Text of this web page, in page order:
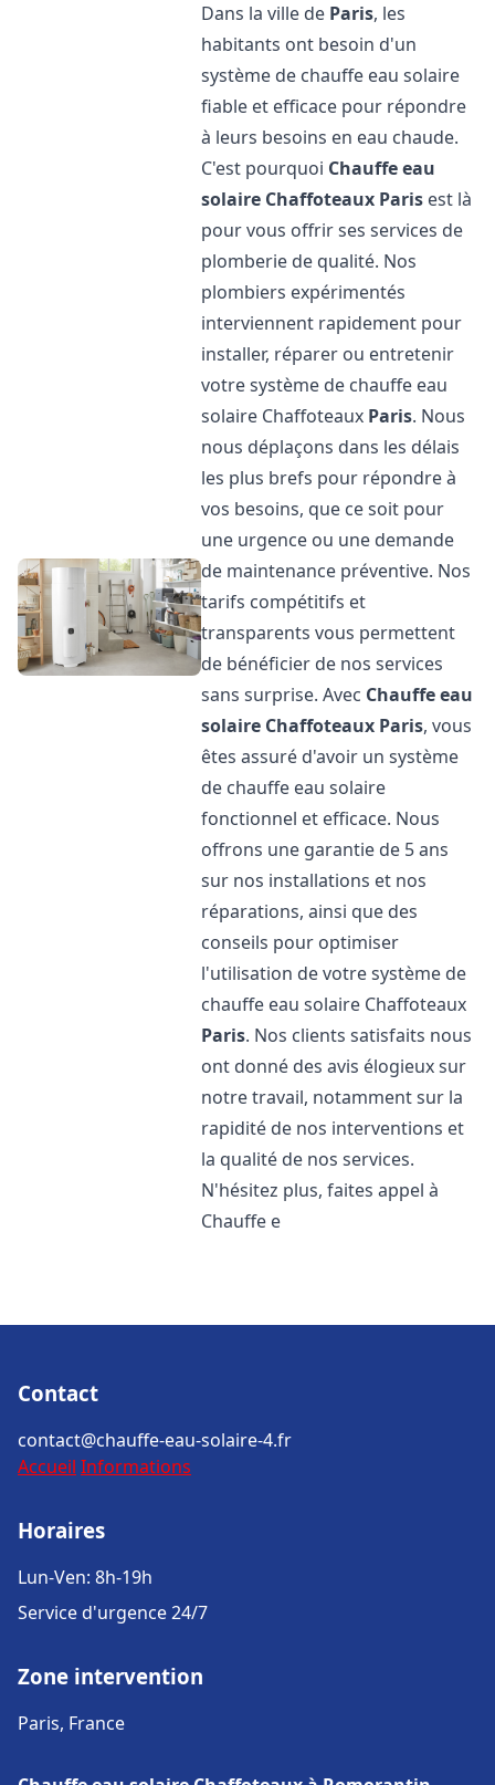
Dans la ville de Paris, les
habitants ont besoin d'un
système de chauffe eau solaire
fiable et efficace pour répondre
à leurs besoins en eau chaude.
C'est pourquoi Chauffe eau
solaire Chaffoteaux Paris est là
pour vous offrir ses services de
plomberie de qualité. Nos
plombiers expérimentés
interviennent rapidement pour
installer, réparer ou entretenir
votre système de chauffe eau
solaire Chaffoteaux Paris. Nous
nous déplaçons dans les délais
les plus brefs pour répondre à
vos besoins, que ce soit pour
une urgence ou une demande
de maintenance préventive. Nos
tarifs compétitifs et
transparents vous permettent
de bénéficier de nos services
sans surprise. Avec Chauffe eau
solaire Chaffoteaux Paris, vous
êtes assuré d'avoir un système
de chauffe eau solaire
fonctionnel et efficace. Nous
offrons une garantie de 5 ans
sur nos installations et nos
réparations, ainsi que des
conseils pour optimiser
l'utilisation de votre système de
chauffe eau solaire Chaffoteaux
Paris. Nos clients satisfaits nous
ont donné des avis élogieux sur
notre travail, notamment sur la
rapidité de nos interventions et
la qualité de nos services.
N'hésitez plus, faites appel à
Chauffe e
Contact
contact@chauffe-eau-solaire-4.fr
Accueil Informations
Horaires
Lun-Ven: 8h-19h
Service d'urgence 24/7
Zone intervention
Paris, France